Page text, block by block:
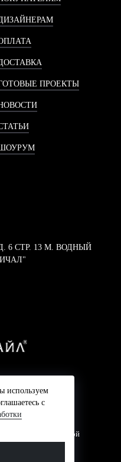
ПРОЕКТЫ
6 СТР. 13 М. ВОДНЫЙ
публичной офертой
используем
с